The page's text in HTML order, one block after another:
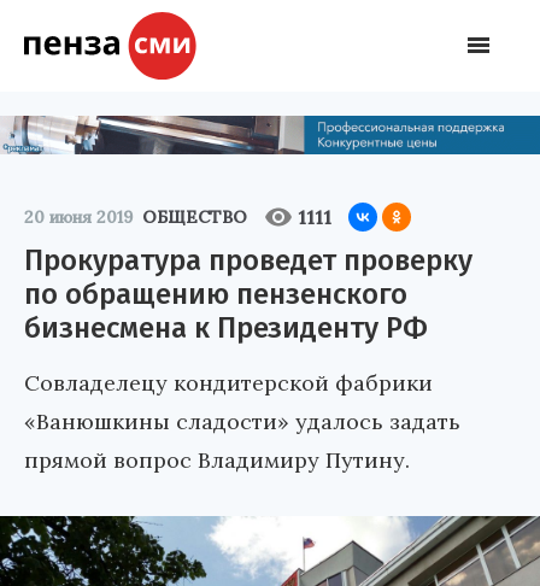
20 июня 2019 ОБЩЕСТВО 1111
Прокуратура проведет проверку
по обращению пензенского
бизнесмена к Президенту РФ
Совладелецу кондитерской фабрики
«Ванюшкины сладости» удалось задать
прямой вопрос Владимиру Путину.